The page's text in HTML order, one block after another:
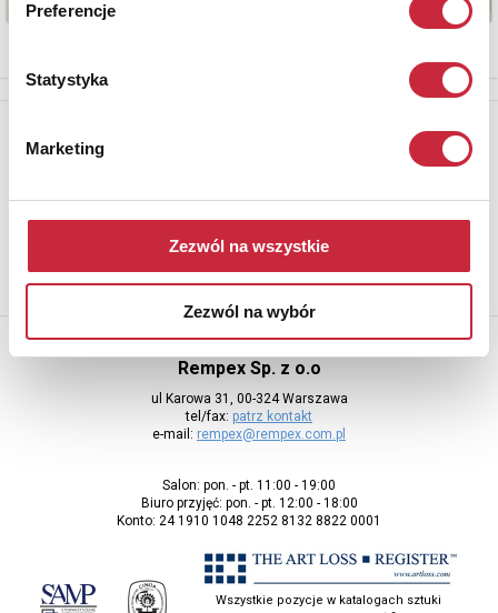
Preferencje
Statystyka
Marketing
Zezwól na wszystkie
Zezwól na wybór
Aby otrzymywać informacje o nowych aukcjach, prosimy podać
Rempex Sp. z o.o
ul Karowa 31, 00-324 Warszawa
tel/fax: patrz kontakt
e-mail: rempex@rempex.com.pl
Salon: pon. - pt. 11:00 - 19:00
Biuro przyjęć: pon. - pt. 12:00 - 18:00
Konto: 24 1910 1048 2252 8132 8822 0001
Wszystkie pozycje w katalogach sztuki